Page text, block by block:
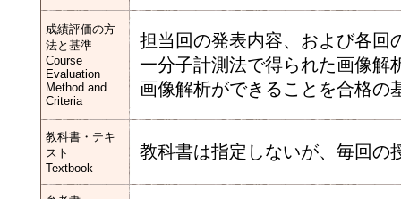
成績評価の方
法と基準
Course
Evaluation
Method and
Criteria
担当回の発表内容、および各回
一分子計測法で得られた画像解
画像解析ができることを合格の
教科書・テキ
スト
Textbook
教科書は指定しないが、毎回の